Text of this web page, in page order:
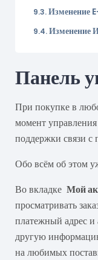
Изменение
Изменение
Панель
При покупке в
момент
поддержки связи с
Обо всём об этом
Во вкладке Мой
просматривать
платежный адрес и
другую
на любимых